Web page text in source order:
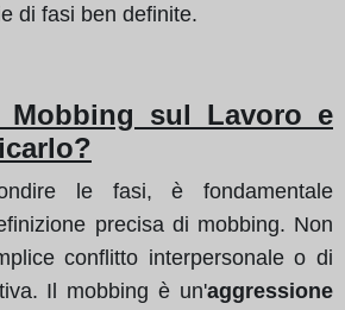
di fasi ben definite.
sul Lavoro e
le fasi, è fondamentale
precisa di mobbing. Non
conflitto interpersonale o di
Il mobbing è un'aggressione